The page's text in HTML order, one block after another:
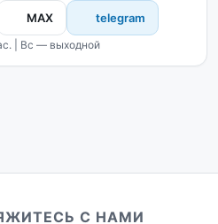
MAX telegram
| Вс — выходной
С НАМИ